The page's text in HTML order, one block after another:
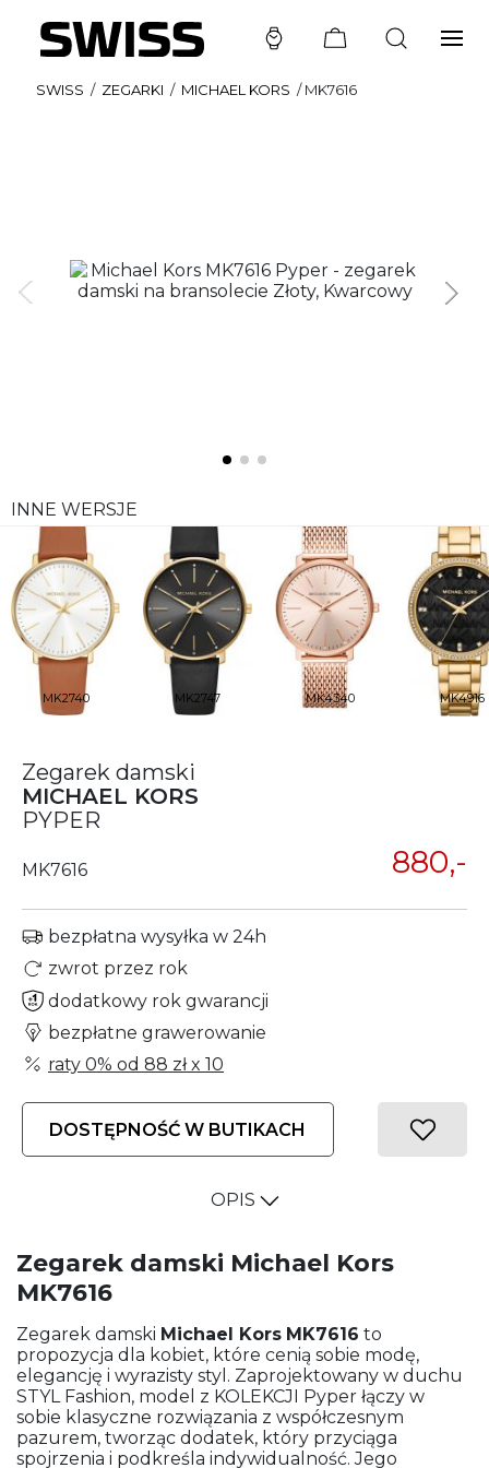
SWISS / ZEGARKI / MICHAEL KORS /MK7616
INNE WERSJE
MK2740 MK2747 MK4340 MK4916
Zegarek damski
MICHAEL KORS
PYPER
MK7616 880,-
bezpłatna wysyłka w 24h
zwrot przez rok
dodatkowy rok gwarancji
bezpłatne grawerowanie
raty 0% od 88 złx 10
DOSTĘPNOŚĆ W BUTIKACH
OPIS
Zegarek damski Michael Kors
MK7616
Zegarek damski Michael Kors MK7616 to
propozycja dla kobiet, które cenią sobie modę,
elegancję i wyrazisty styl. Zaprojektowany w duchu
STYL Fashion, model z KOLEKCJI Pyper łączy w
sobie klasyczne rozwiązania z współczesnym
pazurem, tworząc dodatek, który przyciąga
spojrzenia i podkreśla indywidualność. Jego